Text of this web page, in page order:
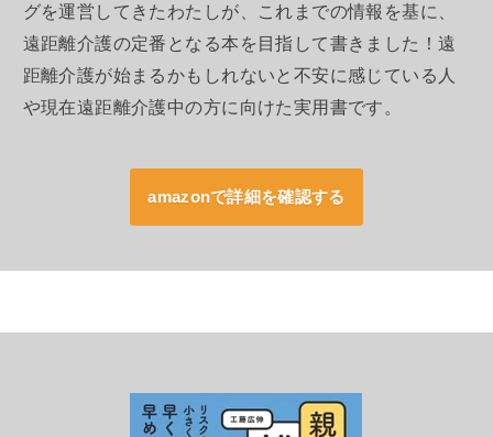
グを運営してきたわたしが、これまでの情報を基に、
遠距離介護の定番となる本を目指して書きました！遠
距離介護が始まるかもしれないと不安に感じている人
や現在遠距離介護中の方に向けた実用書です。
amazonで詳細を確認する